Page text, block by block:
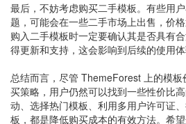
最后，不妨考虑购买二手模板。有些用
题，可能会在一些二手市场上出售，价
购入二手模板时一定要确认其是否具有
得更新和支持，这会影响到后续的使用体
总结而言，尽管 ThemeForest 上的模
买策略，用户仍然可以找到一些性价比
动、选择热门模板、利用多用户许可证
板，都是降低购买成本的有效方法。希